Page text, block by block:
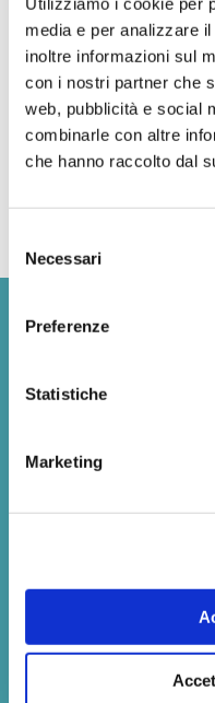
media e per analizzare
inoltre informazioni sul
con i nostri partner che
web, pubblicità e social
combinarle con altre
che hanno raccolto dal
delNecessari
Preferenze
Statistiche
Marketing
tranquilla.
Sei alla
B&B in
Benedetto